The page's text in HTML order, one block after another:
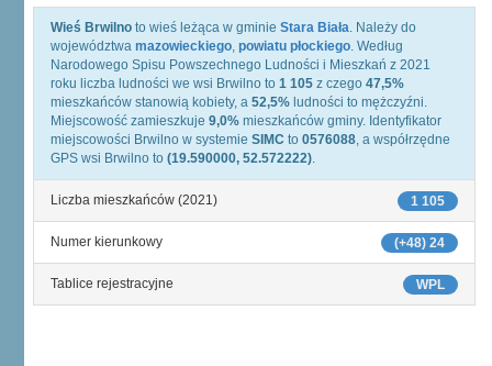
Wieś Brwilno to wieś leżąca w gminie Stara Biała. Należy do
województwa mazowieckiego, powiatu płockiego. Według
Narodowego Spisu Powszechnego Ludności i Mieszkań z 2021
roku liczba ludności we wsi Brwilno to 1 105 z czego 47,5%
mieszkańców stanowią kobiety, a 52,5% ludności to mężczyźni.
Miejscowość zamieszkuje 9,0% mieszkańców gminy. Identyfikator
miejscowości Brwilno w systemie SIMC to 0576088, a współrzędne
GPS wsi Brwilno to (19.590000, 52.572222).
1 105
Liczba mieszkańców (2021)
(+48) 24
Numer kierunkowy
WPL
Tablice rejestracyjne